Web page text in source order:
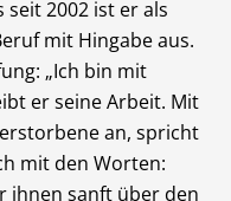
2002 ist er als
mit Hingabe aus.
„Ich bin mit
er seine Arbeit. Mit
an, spricht
mit den Worten:
ihnen sanft über den